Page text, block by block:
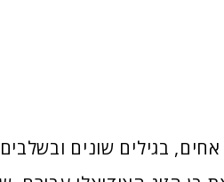
בגילים שונים